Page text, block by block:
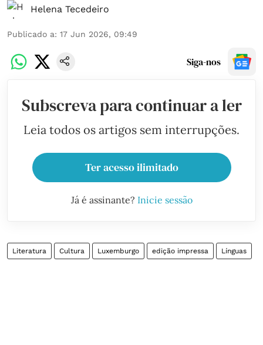
Helena Tecedeiro
Publicado a: 17 Jun 2026, 09:49
Siga-nos
Subscreva para continuar a ler
Leia todos os artigos sem interrupções.
Ter acesso ilimitado
Já é assinante? Inicie sessão
Literatura Cultura Luxemburgo edição impressa Línguas